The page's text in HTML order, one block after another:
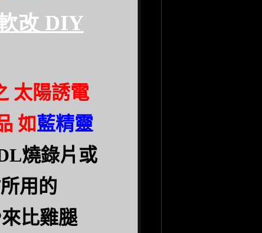
改 DIY
太陽誘電
如藍精靈
燒錄片或
用的
來比雞腿